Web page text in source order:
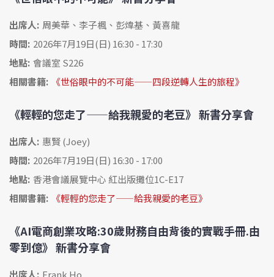
出席人: 周美華、李子楓、彭煒基、黃喜龍
時間: 2026年7月19日(日) 16:30 - 17:30
地點: 會議室 S226
相關書籍:
《世俗眼中的不可能——四段逆轉人生的旅程》
《輕輕的您走了——給我親愛的老豆》 新書分享會
出席人: 惠賢 (Joey)
時間: 2026年7月19日(日) 16:30 - 17:00
地點: 香港會議展覽中心 紅出版攤位1C-E17
相關書籍:
《輕輕的您走了——給我親愛的老豆》
《AI電商創業攻略:30歲財務自由背後的實戰手冊.由
零到億》 新書分享會
出席人: Frank Ho